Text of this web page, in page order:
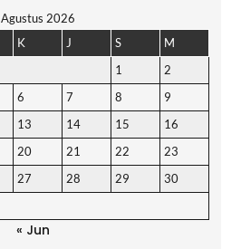
Agustus 2026
K J S
M
1
2
6 7 8
9
13 14 15
16
20 21 22
23
27 28 29
30
« Jun